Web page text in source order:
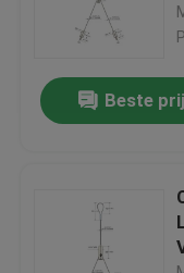
Verzoek om een
De Tangen van
Regelbare
Beste